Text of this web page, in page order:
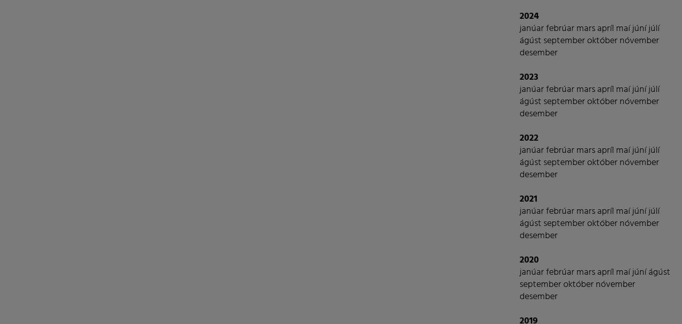
2024
janúarfebrúarmarsapríl maíjúníjúlí
ágúst septemberoktóbernóvember
desember
2023
janúarfebrúarmarsapríl maíjúníjúlí
ágúst septemberoktóbernóvember
desember
2022
janúarfebrúarmarsapríl maíjúníjúlí
ágúst septemberoktóbernóvember
desember
2021
janúarfebrúarmarsapríl maíjúníjúlí
ágúst septemberoktóbernóvember
desember
2020
janúarfebrúarmarsapríl maíjúníágúst
septemberoktóbernóvember
desember